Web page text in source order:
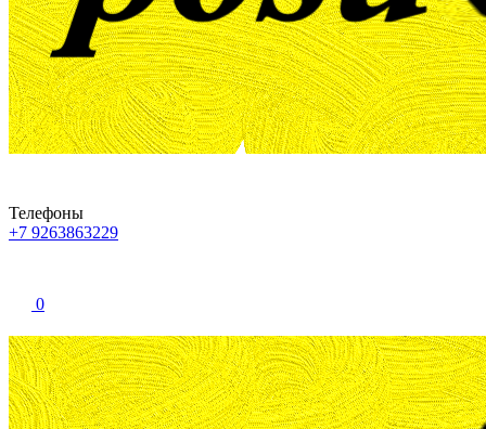
Телефоны
+7 9263863229
0